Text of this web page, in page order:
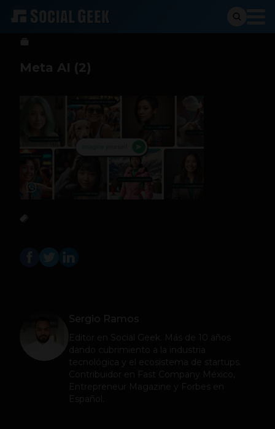
Sergio Ramos 23 de julio de 2024
Meta AI (2)
Sergio Ramos
Editor en Social Geek
. Más de 10 años
dando cubrimiento a la industria
tecnológica y el ecosistema de startups.
Contribuidor en Fast Company México,
Entrepreneur Magazine y Forbes en
Español.